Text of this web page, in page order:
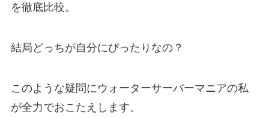
を徹底比較。
結局どっちが自分にぴったりなの？
このような疑問にウォーターサーバーマニアの私
が全力でおこたえします。